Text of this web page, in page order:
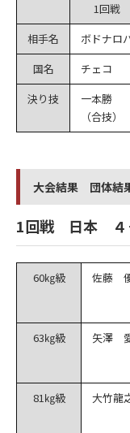
1回戦
相手名
ボドナロ
国名
チェコ
決り技
一本勝
（合技）
大会結果 団体結
1回戦 日本 ４
60㎏級 佐藤
63㎏級
矢澤
81㎏級
大竹龍